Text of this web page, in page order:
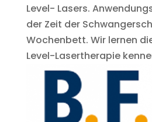
Level- Lasers.
der Zeit der
Wochenbett. Wir lernen
Level-Lasertherapie